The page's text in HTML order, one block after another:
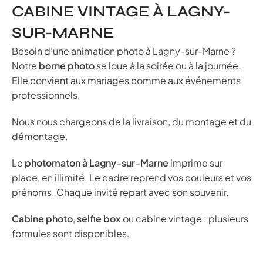
CABINE VINTAGE À LAGNY-
SUR-MARNE
Besoin d’une animation photo à Lagny-sur-Marne ?
Notre borne photose loue à la soirée ou à la journée.
Elle convient aux mariages comme aux événements
professionnels.
Nous nous chargeons de la livraison, du montage et du
démontage.
Le photomaton à Lagny-sur-Marne imprime sur
place, en illimité. Le cadre reprend vos couleurs et vos
prénoms. Chaque invité repart avec son souvenir.
Cabine photo,selfie box ou cabine vintage : plusieurs
formules sont disponibles.